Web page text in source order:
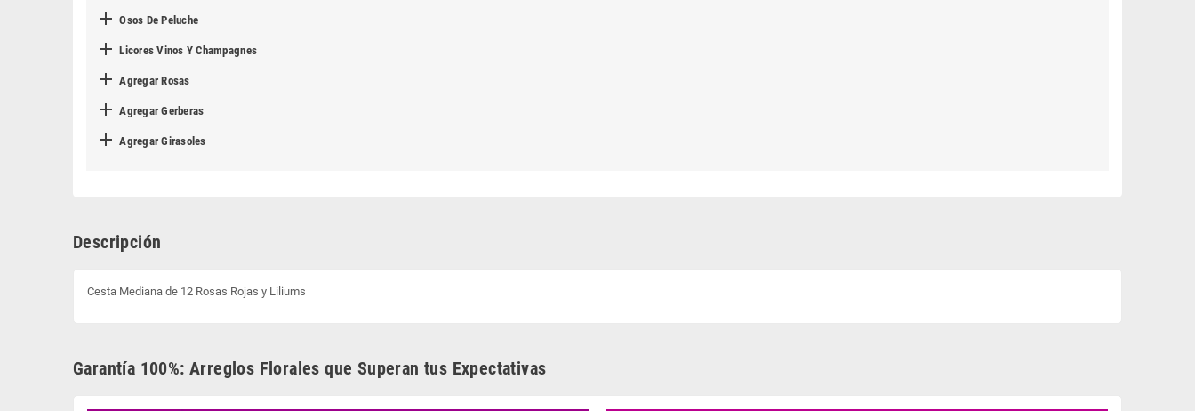
 Osos De Peluche
 Licores Vinos Y Champagnes
 Agregar Rosas
 Agregar Gerberas
 Agregar Girasoles
Descripción
Cesta Mediana de 12 Rosas Rojas y Liliums
Garantía 100%: Arreglos Florales que Superan tus Expectativas